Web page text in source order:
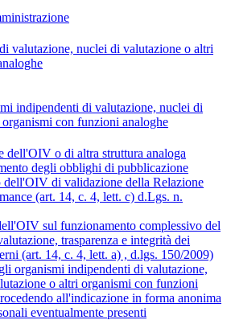
valutazione, nuclei di valutazione o altri
indipendenti di valutazione, nuclei di
con funzioni analoghe
dell'OIV o di altra struttura analoga
degli obblighi di pubblicazione
dell'OIV di validazione della Relazione
(art. 14, c. 4, lett. c) d.Lgs. n.
sul funzionamento complessivo del
trasparenza e integrità dei
(art. 14, c. 4, lett. a) , d.lgs. 150/2009)
organismi indipendenti di valutazione,
o altri organismi con funzioni
all'indicazione in forma anonima
eventualmente presenti